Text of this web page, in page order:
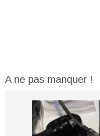
A ne pas manquer !